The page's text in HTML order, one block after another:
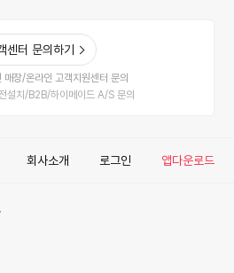
센터 문의하기
매장/온라인 고객지원센터 문의
설치/B2B/하이메이드 A/S 문의
회사소개 로그인 앱다운로드